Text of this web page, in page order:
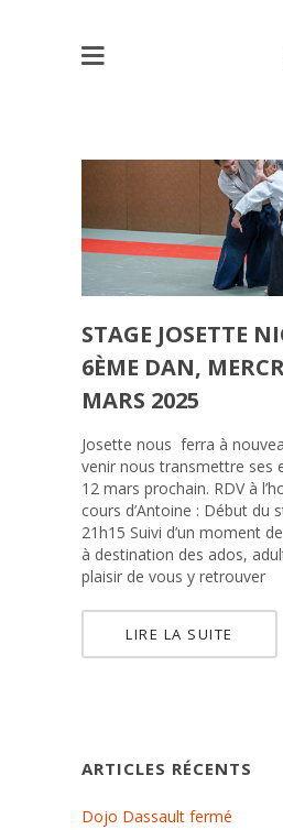
STAGE JOSETTE
6ÈME DAN,
MARS 2025
Josette nous ferra à
venir nous transmettre ses
12 mars prochain. RDV à
cours d’Antoine : Début du
21h15 Suivi d’un moment
à destination des ados,
plaisir de vous y retrouver
LIRE LA SUITE
ARTICLES RÉCENTS
Dojo Dassault fermé